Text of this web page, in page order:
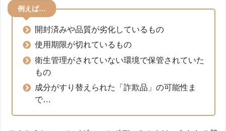
例えば…
開封済みや品質が劣化しているもの
使用期限が切れているもの
衛生管理がされていない環境で保管されていた
もの
成分がすり替えられた「詐欺品」の可能性ま
で…